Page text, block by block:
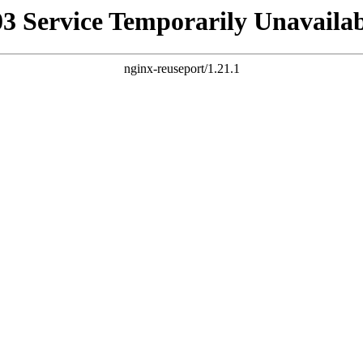
Service Temporarily
nginx-reuseport/1.21.1